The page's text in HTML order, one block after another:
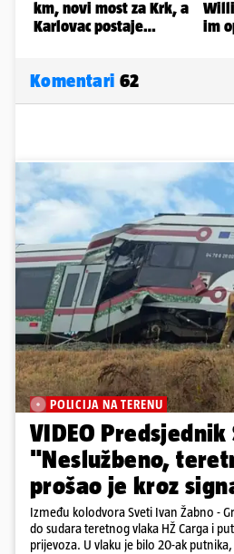
Komentari 62
POLICIJA NA TERENU
VIDEO
"Neslužbeno,
prošao je kroz
Između kolodvora Sveti Ivan Žabno -
do sudara teretnog vlaka HŽ Carga i
prijevoza. U vlaku je bilo 20-ak